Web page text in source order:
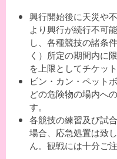
興行開始後に天災や
より興行が続行不可
し、各種競技の諸条
く）所定の期間内に
を上限としてチケッ
ビン・カン・ペット
どの危険物の場内へ
す。
各競技の練習及び試
場合、応急処置は致
ん。観戦には十分ご